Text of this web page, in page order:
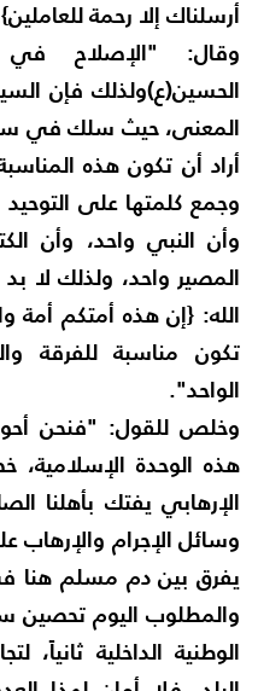
أرسلناك إلا رحمة
وقال: "الإصلاح
الحسين(ع)ولذلك فإن
المعنى، حيث سلك في
أراد أن تكون هذه
وجمع كلمتها على
وأن النبي واحد، وأن
المصير واحد، ولذلك لا
الله: {إن هذه أمتكم أمة
تكون مناسبة للفرقة
الواحد".
وخلص للقول: "فنحن
هذه الوحدة
الإرهابي يفتك بأهلنا
وسائل الإجرام والإرهاب
يفرق بين دم مسلم هنا
والمطلوب اليوم تحصين
الوطنية الداخلية ثانياً،